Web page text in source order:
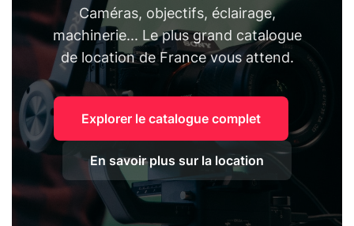
Caméras, objectifs, éclairage,
machinerie... Le plus grand catalogue
de location de France vous attend.
Explorer le catalogue complet
En savoir plus sur la location